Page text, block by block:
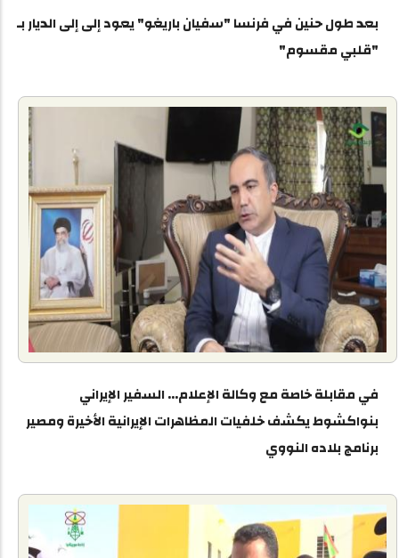
بعد طول حنين في فرنسا "سفيان باريغو" يعود إلى إلى الديار بـ
"قلبي مقسوم"
في مقابلة خاصة مع وكالة الإعلام... السفير الإيراني
بنواكشوط يكشف خلفيات المظاهرات الإيرانية الأخيرة ومصير
برنامج بلاده النووي